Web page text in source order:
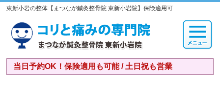
東新小岩の整体【まつなが鍼灸整骨院 東新小岩院】保険適用可
当日予約OK！保険適用も可能 / 土日祝も営業